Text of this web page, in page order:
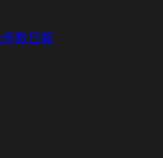
座數日報